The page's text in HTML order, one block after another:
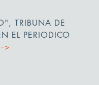
TRIBUNA DE
EL PERIODICO